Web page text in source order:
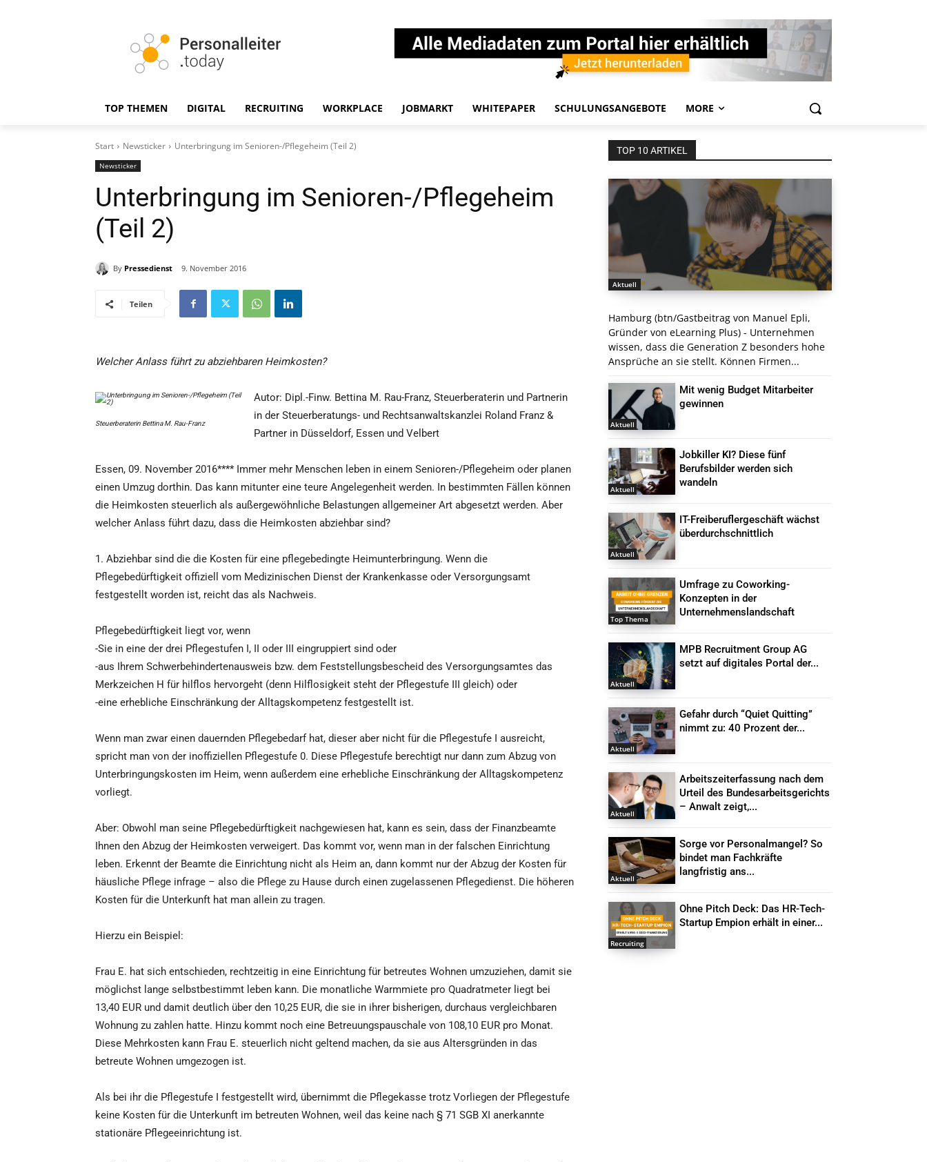
TOP THEMEN DIGITAL RECRUITING WORKPLACE JOBMARKT WHITEPAPER SCHULUNGSANGEBOTE MORE
Start Newsticker Unterbringung im Senioren-/Pflegeheim (Teil 2)
Newsticker
Unterbringung im Senioren-/Pflegeheim
(Teil 2)
By Pressedienst 9. November 2016
Teilen
Welcher Anlass führt zu abziehbaren Heimkosten?
Steuerberaterin Bettina M. Rau-Franz
Autor: Dipl.-Finw. Bettina M. Rau-Franz, Steuerberaterin und Partnerin
in der Steuerberatungs- und Rechtsanwaltskanzlei Roland Franz &
Partner in Düsseldorf, Essen und Velbert
Essen, 09. November 2016**** Immer mehr Menschen leben in einem Senioren-/Pflegeheim oder planen
einen Umzug dorthin. Das kann mitunter eine teure Angelegenheit werden. In bestimmten Fällen können
die Heimkosten steuerlich als außergewöhnliche Belastungen allgemeiner Art abgesetzt werden. Aber
welcher Anlass führt dazu, dass die Heimkosten abziehbar sind?
1. Abziehbar sind die die Kosten für eine pflegebedingte Heimunterbringung. Wenn die
Pflegebedürftigkeit offiziell vom Medizinischen Dienst der Krankenkasse oder Versorgungsamt
festgestellt worden ist, reicht das als Nachweis.
Pflegebedürftigkeit liegt vor, wenn
-Sie in eine der drei Pflegestufen I, II oder III eingruppiert sind oder
-aus Ihrem Schwerbehindertenausweis bzw. dem Feststellungsbescheid des Versorgungsamtes das
Merkzeichen H für hilflos hervorgeht (denn Hilflosigkeit steht der Pflegestufe III gleich) oder
-eine erhebliche Einschränkung der Alltagskompetenz festgestellt ist.
Wenn man zwar einen dauernden Pflegebedarf hat, dieser aber nicht für die Pflegestufe I ausreicht,
spricht man von der inoffiziellen Pflegestufe 0. Diese Pflegestufe berechtigt nur dann zum Abzug von
Unterbringungskosten im Heim, wenn außerdem eine erhebliche Einschränkung der Alltagskompetenz
vorliegt.
Aber: Obwohl man seine Pflegebedürftigkeit nachgewiesen hat, kann es sein, dass der Finanzbeamte
Ihnen den Abzug der Heimkosten verweigert. Das kommt vor, wenn man in der falschen Einrichtung
leben. Erkennt der Beamte die Einrichtung nicht als Heim an, dann kommt nur der Abzug der Kosten für
häusliche Pflege infrage – also die Pflege zu Hause durch einen zugelassenen Pflegedienst. Die höheren
Kosten für die Unterkunft hat man allein zu tragen.
Hierzu ein Beispiel:
Frau E. hat sich entschieden, rechtzeitig in eine Einrichtung für betreutes Wohnen umzuziehen, damit sie
möglichst lange selbstbestimmt leben kann. Die monatliche Warmmiete pro Quadratmeter liegt bei
13,40 EUR und damit deutlich über den 10,25 EUR, die sie in ihrer bisherigen, durchaus vergleichbaren
Wohnung zu zahlen hatte. Hinzu kommt noch eine Betreuungspauschale von 108,10 EUR pro Monat.
Diese Mehrkosten kann Frau E. steuerlich nicht geltend machen, da sie aus Altersgründen in das
betreute Wohnen umgezogen ist.
Als bei ihr die Pflegestufe I festgestellt wird, übernimmt die Pflegekasse trotz Vorliegen der Pflegestufe
keine Kosten für die Unterkunft im betreuten Wohnen, weil das keine nach § 71 SGB XI anerkannte
stationäre Pflegeeinrichtung ist.
TOP 10 ARTIKEL
Aktuell
Hamburg (btn/Gastbeitrag von Manuel Epli,
Gründer von eLearning Plus) - Unternehmen
wissen, dass die Generation Z besonders hohe
Ansprüche an sie stellt. Können Firmen...
Aktuell
Mit wenig Budget Mitarbeiter
gewinnen
Aktuell
Jobkiller KI? Diese fünf
Berufsbilder werden sich
wandeln
Aktuell
IT-Freiberuflergeschäft wächst
überdurchschnittlich
Top Thema
Umfrage zu Coworking-
Konzepten in der
Unternehmenslandschaft
Aktuell
MPB Recruitment Group AG
setzt auf digitales Portal der...
Aktuell
Gefahr durch “Quiet Quitting”
nimmt zu: 40 Prozent der...
Aktuell
Arbeitszeiterfassung nach dem
Urteil des Bundesarbeitsgerichts
– Anwalt zeigt,...
Aktuell
Sorge vor Personalmangel? So
bindet man Fachkräfte
langfristig ans...
Recruiting
Ohne Pitch Deck: Das HR-Tech-
Startup Empion erhält in einer...